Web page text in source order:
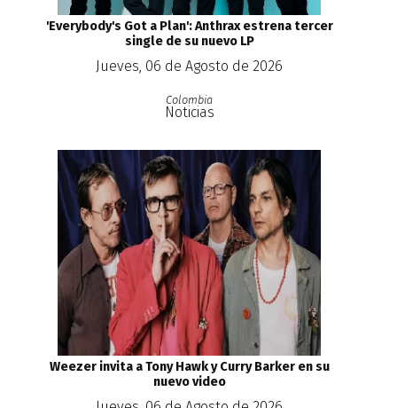
'Everybody's Got a Plan': Anthrax estrena tercer
single de su nuevo LP
Jueves, 06 de Agosto de 2026
Colombia
Noticias
Weezer invita a Tony Hawk y Curry Barker en su
nuevo video